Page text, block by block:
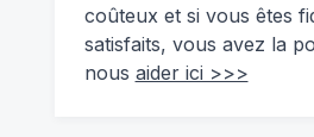
coûteux et si vous êtes
satisfaits, vous avez la
nous aider ici >>>